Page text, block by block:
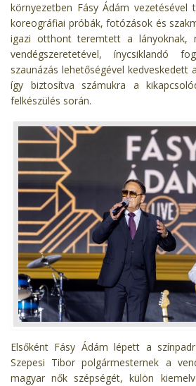
környezetben Fásy Ádám
koreográfiai próbák, fotózások és
igazi otthont teremtett a lányoknak,
vendégszeretetével, ínycsiklandó
szaunázás lehetőségével kedveskedett
így biztosítva számukra a
felkészülés során.
Elsőként Fásy Ádám lépett a
Szepesi Tibor polgármesternek a
magyar nők szépségét, külön